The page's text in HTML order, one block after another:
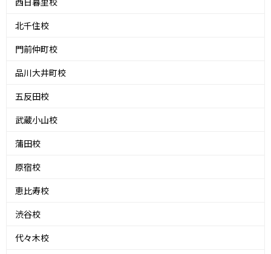
北千住校
門前仲町校
品川大井町校
五反田校
武蔵小山校
蒲田校
原宿校
恵比寿校
渋谷校
代々木校